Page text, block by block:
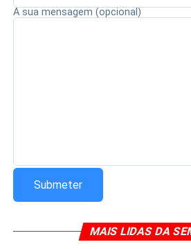
A sua mensagem (opcional)
MAIS LIDAS DA